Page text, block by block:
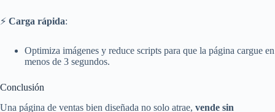
⚡ Carga rápida:
Optimiza imágenes y reduce scripts para que la página cargue en
menos de 3 segundos.
Conclusión
Una página de ventas bien diseñada no solo atrae, vende sin